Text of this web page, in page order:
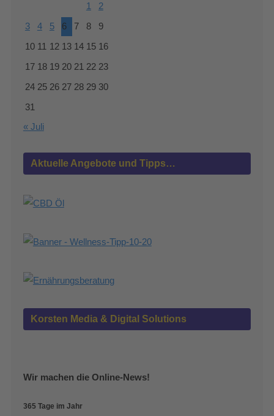
1 2
3 4 5 6 7 8 9
10 11 12 13 14 15 16
17 18 19 20 21 22 23
24 25 26 27 28 29 30
31
« Juli
Aktuelle Angebote und Tipps…
Korsten Media & Digital Solutions
Wir machen die Online-News!
365 Tage im Jahr